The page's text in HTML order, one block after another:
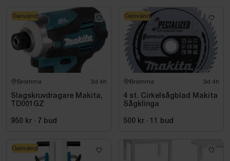
Bromma 3d 4h
Slagskruvdragare Makita,
TD001GZ
950 kr · 7 bud
Oanvänd
Bromma 3d 4h
4 st. Cirkelsågblad Makita
Sågklinga
500 kr · 11 bud
Oanvänd
Oanvänd